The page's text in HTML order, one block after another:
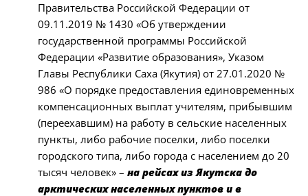
Правительства Российской Федерации от
09.11.2019 № 1430 «Об утверждении
государственной программы Российской
Федерации «Развитие образования», Указом
Главы Республики Саха (Якутия) от 27.01.2020 №
986 «О порядке предоставления единовременных
компенсационных выплат учителям, прибывшим
(переехавшим) на работу в сельские населенных
пункты, либо рабочие поселки, либо поселки
городского типа, либо города с населением до 20
тысяч человек» – на рейсах из Якутска до
арктических населенных пунктов и в